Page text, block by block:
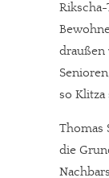
draußen
so
Thomas
die